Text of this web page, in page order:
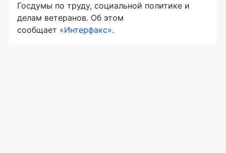
Госдумы по труду, социальной политике и
делам ветеранов. Об этом
сообщает «Интерфакс».